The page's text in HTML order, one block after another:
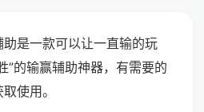
是一款可以让一直输的玩
”的输赢辅助神器，有需要的
使用。